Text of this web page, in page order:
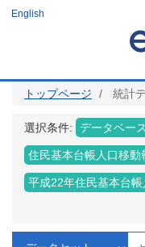
ツ
English
トップページ 統計
選択条件: データベース
住民基本台帳人口移動
平成22年住民基本台